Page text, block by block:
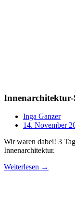
Inga Ganzer
14. November
Wir waren dabei! 3
Innenarchitektur.
Weiterlesen →